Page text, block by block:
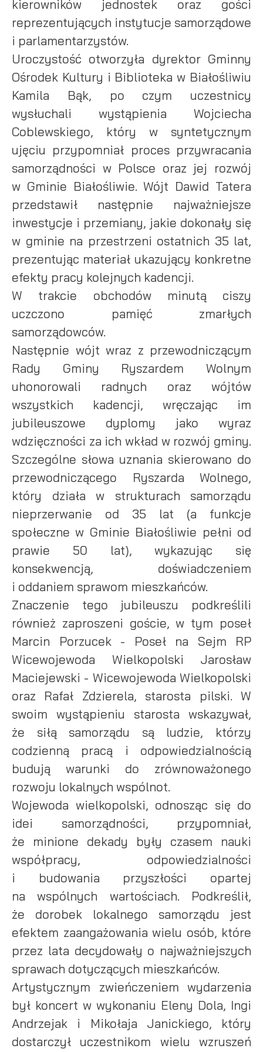
kierowników jednostek oraz gości
reprezentujących instytucje samorządowe
i parlamentarzystów.
Uroczystość otworzyła dyrektor Gminny
Ośrodek Kultury i Biblioteka w Białośliwiu
Kamila Bąk, po czym uczestnicy
wysłuchali wystąpienia Wojciecha
Coblewskiego, który w syntetycznym
ujęciu przypomniał proces przywracania
samorządności w Polsce oraz jej rozwój
w Gminie Białośliwie. Wójt Dawid Tatera
przedstawił następnie najważniejsze
inwestycje i przemiany, jakie dokonały się
w gminie na przestrzeni ostatnich 35 lat,
prezentując materiał ukazujący konkretne
efekty pracy kolejnych kadencji.
W trakcie obchodów minutą ciszy
uczczono pamięć zmarłych
samorządowców.
Następnie wójt wraz z przewodniczącym
Rady Gminy Ryszardem Wolnym
uhonorowali radnych oraz wójtów
wszystkich kadencji, wręczając im
jubileuszowe dyplomy jako wyraz
wdzięczności za ich wkład w rozwój gminy.
Szczególne słowa uznania skierowano do
przewodniczącego Ryszarda Wolnego,
który działa w strukturach samorządu
nieprzerwanie od 35 lat (a funkcje
społeczne w Gminie Białośliwie pełni od
prawie 50 lat), wykazując się
konsekwencją, doświadczeniem
i oddaniem sprawom mieszkańców.
Znaczenie tego jubileuszu podkreślili
również zaproszeni goście, w tym poseł
Marcin Porzucek - Poseł na Sejm RP
Wicewojewoda Wielkopolski Jarosław
Maciejewski - Wicewojewoda Wielkopolski
oraz Rafał Zdzierela, starosta pilski. W
swoim wystąpieniu starosta wskazywał,
że siłą samorządu są ludzie, którzy
codzienną pracą i odpowiedzialnością
budują warunki do zrównoważonego
rozwoju lokalnych wspólnot.
Wojewoda wielkopolski, odnosząc się do
idei samorządności, przypomniał,
że minione dekady były czasem nauki
współpracy, odpowiedzialności
i budowania przyszłości opartej
na wspólnych wartościach. Podkreślił,
że dorobek lokalnego samorządu jest
efektem zaangażowania wielu osób, które
przez lata decydowały o najważniejszych
sprawach dotyczących mieszkańców.
Artystycznym zwieńczeniem wydarzenia
był koncert w wykonaniu Eleny Dola, Ingi
Andrzejak i Mikołaja Janickiego, który
dostarczył uczestnikom wielu wzruszeń
Twoich zwyczajów dotyczących przeglądanej witryny
internetowej. Treści promocyjne mogą pojawić się na stronach
podmiotów trzecich lub firm będących naszymi partnerami
oraz innych dostawców usług. Firmy te działają w charakterze
pośredników prezentujących nasze treści w postaci
wiadomości, ofert, komunikatów mediów społecznościowych.